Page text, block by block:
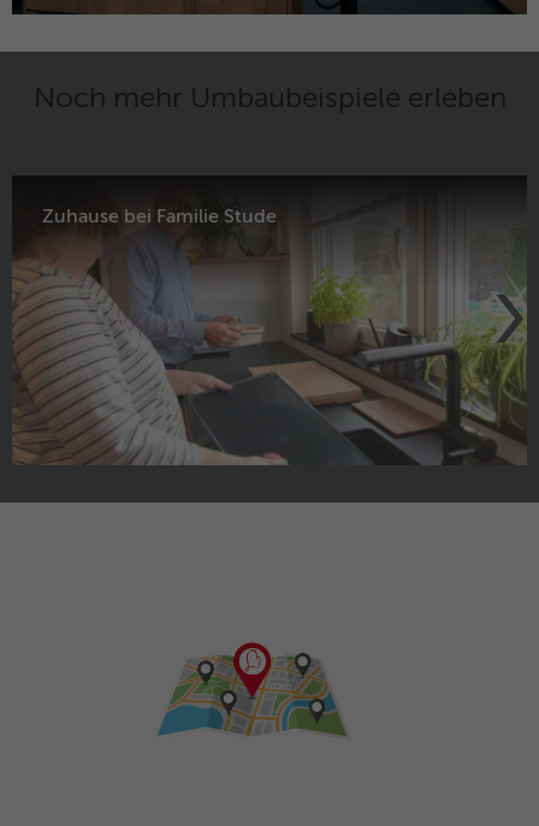
Noch mehr Umbaubeispiele erleben
Zuhause bei Familie Stude